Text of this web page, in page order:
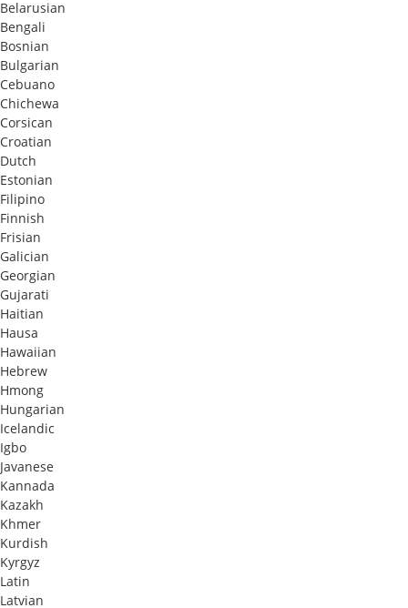
Belarusian
Bengali
Bosnian
Bulgarian
Cebuano
Chichewa
Corsican
Croatian
Dutch
Estonian
Filipino
Finnish
Frisian
Galician
Georgian
Gujarati
Haitian
Hausa
Hawaiian
Hebrew
Hmong
Hungarian
Icelandic
Igbo
Javanese
Kannada
Kazakh
Khmer
Kurdish
Kyrgyz
Latin
Latvian